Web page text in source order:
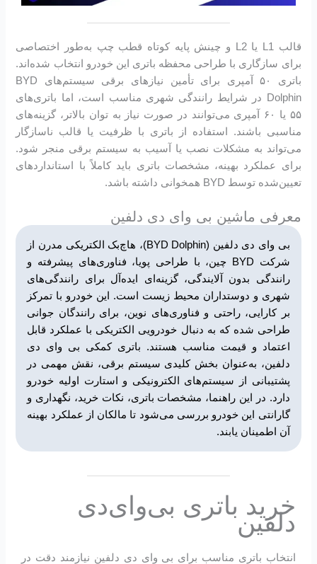
قالب L1 یا L2 و چینش پایه کوتاه قطب چپ به‌طور اختصاصی
برای سازگاری با طراحی محفظه باتری این خودرو انتخاب شده‌اند.
باتری ۵۰ آمپری برای تأمین نیازهای برقی سیستم‌های BYD
Dolphin در شرایط رانندگی شهری مناسب است، اما باتری‌های
۵۵ یا ۶۰ آمپری می‌توانند در صورت نیاز به توان بالاتر، گزینه‌های
مناسبی باشند. استفاده از باتری با ظرفیت یا قالب ناسازگار
می‌تواند به مشکلات نصب یا آسیب به سیستم برقی منجر شود.
برای عملکرد بهینه، مشخصات باتری باید کاملاً با استانداردهای
تعیین‌شده توسط BYD همخوانی داشته باشد.
معرفی ماشین بی وای دی دلفین
بی وای دی دلفین (BYD Dolphin)، هاچ‌بک الکتریکی مدرن از
شرکت BYD چین، با طراحی پویا، فناوری‌های پیشرفته و
رانندگی بدون آلایندگی، گزینه‌ای ایده‌آل برای رانندگی‌های
شهری و دوستداران محیط زیست است. این خودرو با تمرکز
بر کارایی، راحتی و فناوری‌های نوین، برای رانندگان جوانی
طراحی شده که به دنبال خودرویی الکتریکی با عملکرد قابل
اعتماد و قیمت مناسب هستند. باتری کمکی بی وای دی
دلفین، به‌عنوان بخش کلیدی سیستم برقی، نقش مهمی در
پشتیبانی از سیستم‌های الکترونیکی و استارت اولیه خودرو
دارد. در این راهنما، مشخصات باتری، نکات خرید، نگهداری و
گارانتی این خودرو بررسی می‌شود تا مالکان از عملکرد بهینه
آن اطمینان یابند.
خرید باتری بی‌وای‌دی
دلفین
انتخاب باتری مناسب برای بی وای دی دلفین نیازمند دقت در